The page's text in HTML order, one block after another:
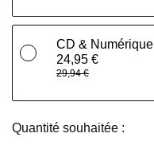
CD & Numérique
24,95 €
29,94 €
Quantité souhaitée :